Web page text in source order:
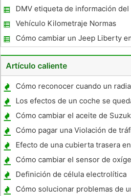
Texas Perdido
DMV etiqueta de información del
de Pinellas, Florida
Vehículo Kilometraje Normas
Cómo cambiar un Jeep Liberty
Tracción a las ruedas
Artículo caliente
Cómo reconocer cuando un
necesario sustituir
Los efectos de un coche se
gasolina
Cómo cambiar el aceite de
1999
Cómo pagar una Violación de
Efecto de una cubierta trasera
de gasolina
Cómo cambiar el sensor de
Plymouth Voyager 1990
Definición de célula electrolítica
Cómo solucionar problemas de